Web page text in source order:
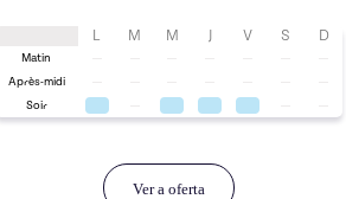
L M M J V S D
Matin
Après-midi
Soir
Ver a oferta